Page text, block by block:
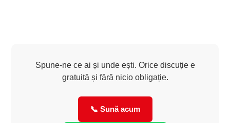
Spune-ne ce ai și unde ești. Orice discuție e
gratuită și fără nicio obligație.
📞 Sună acum